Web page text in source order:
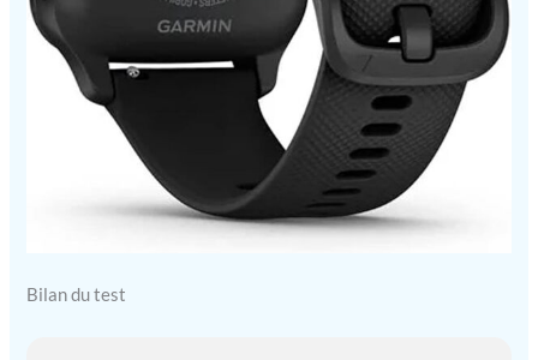
Bilan du test